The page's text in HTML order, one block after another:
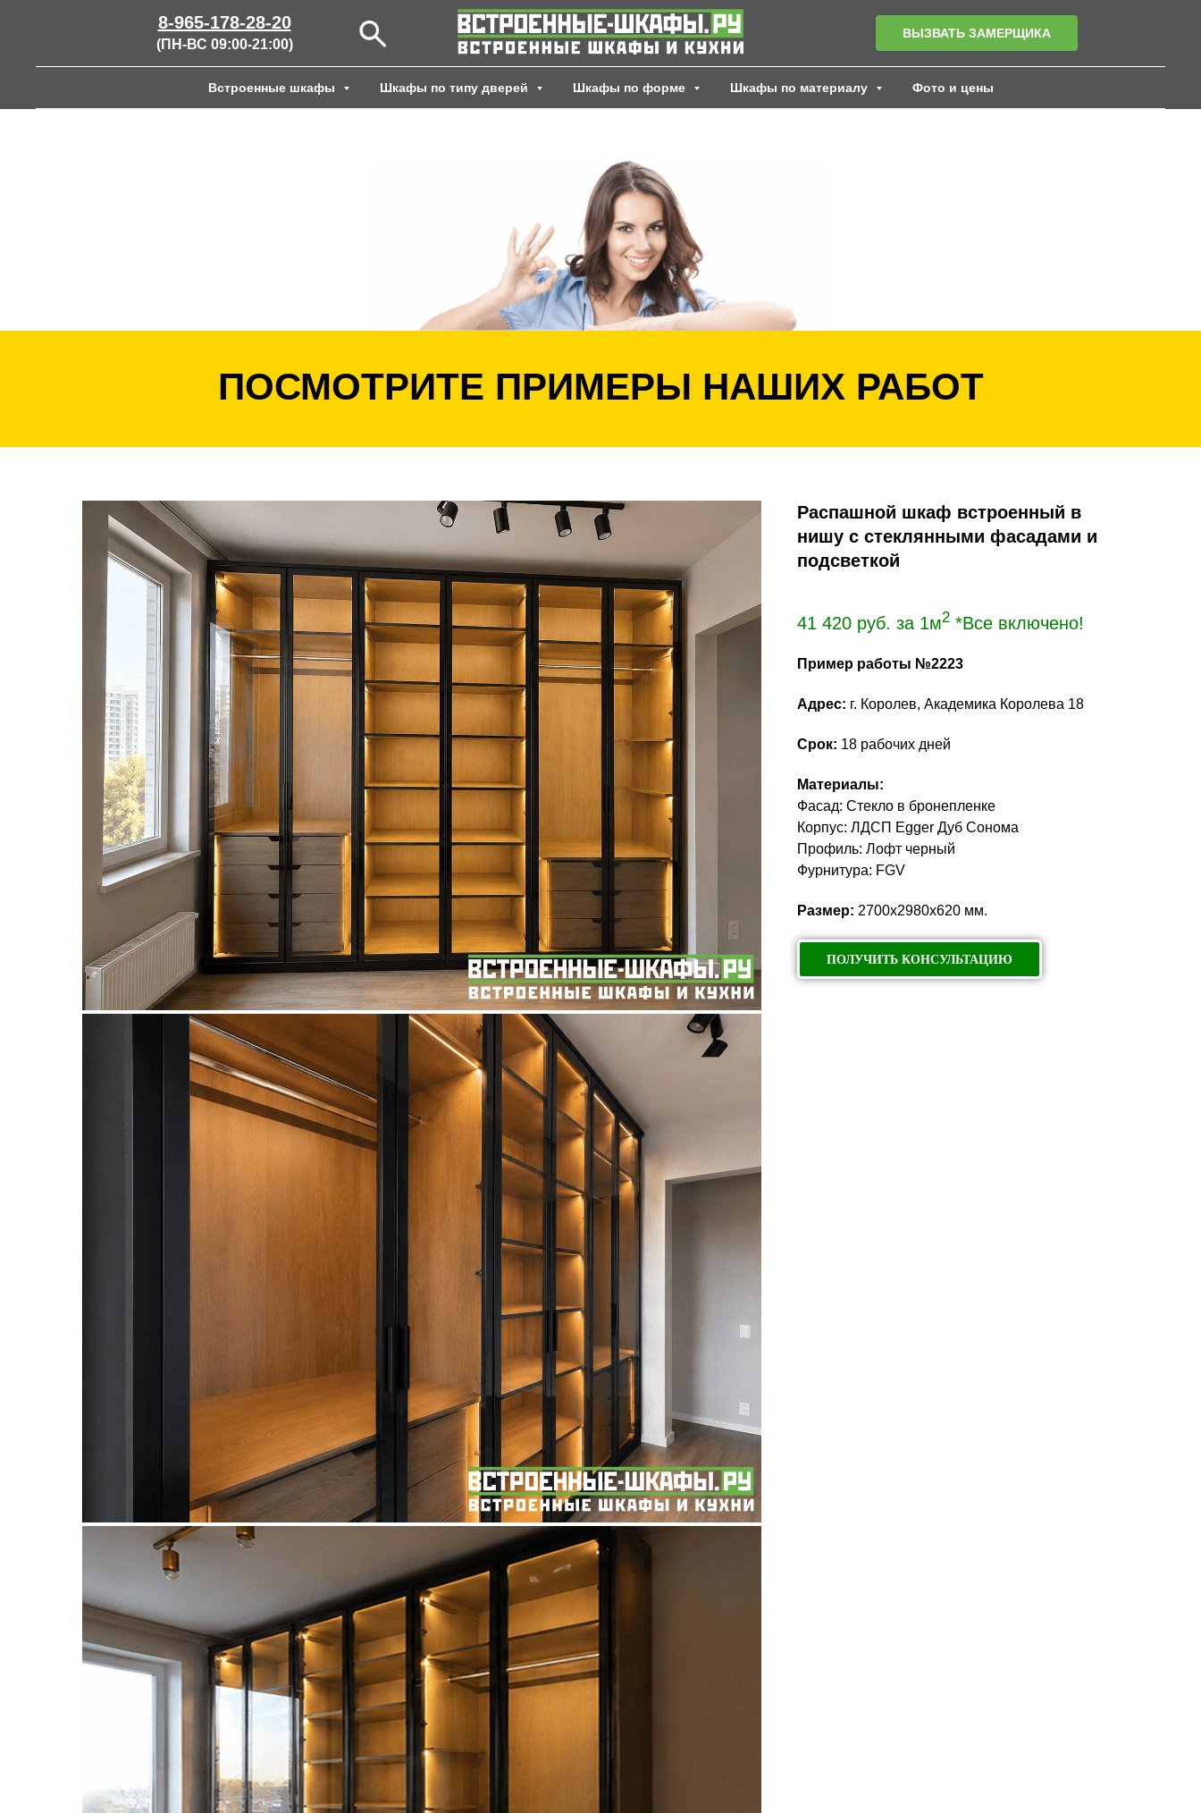
8-965-178-28-20
(ПН-ВС 09:00-21:00)
ВЫЗВАТЬ ЗАМЕРЩИКА
Встроенные шкафы Шкафы по типу дверей Шкафы по форме Шкафы по материалу Фото и цены
ПОСМОТРИТЕ ПРИМЕРЫ НАШИХ РАБОТ
Распашной шкаф встроенный в
нишу с стеклянными фасадами и
подсветкой
41 420 руб. за 1м2 *Все включено!
Пример работы №2223
Адрес: г. Королев, Академика Королева 18
Срок: 18 рабочих дней
Материалы:
Фасад: Стекло в бронепленке
Корпус: ЛДСП Egger Дуб Сонома
Профиль: Лофт черный
Фурнитура: FGV
Размер: 2700х2980х620 мм.
ПОЛУЧИТЬ КОНСУЛЬТАЦИЮ